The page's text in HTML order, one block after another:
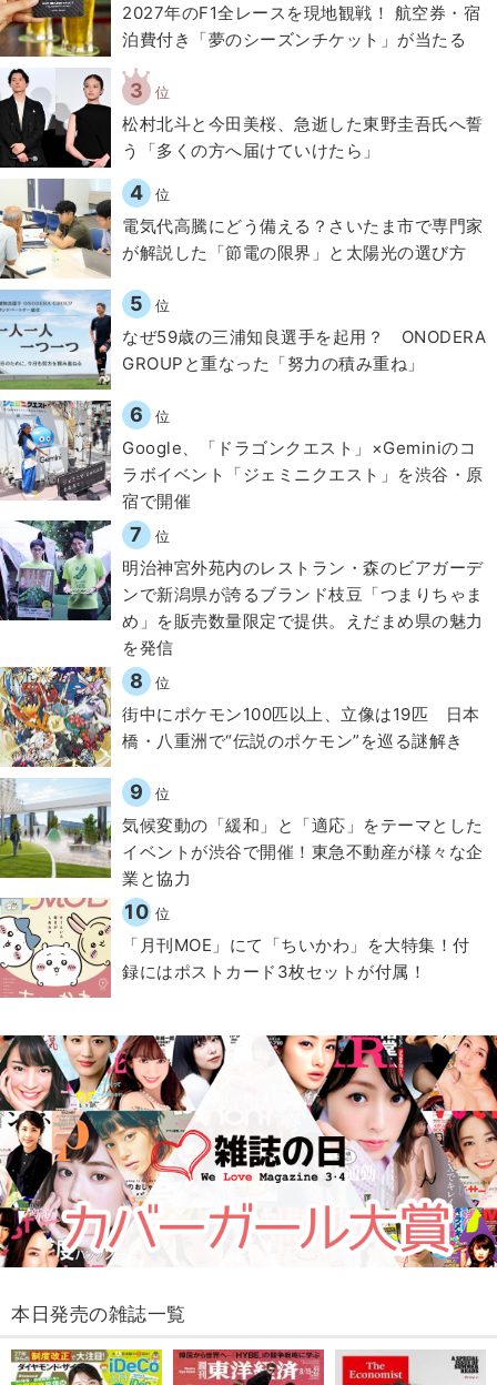
2027年のF1全レースを現地観戦！ 航空券・宿
泊費付き「夢のシーズンチケット」が当たる
3 位
松村北斗と今田美桜、急逝した東野圭吾氏へ誓
う「多くの方へ届けていけたら」
4 位
電気代高騰にどう備える？さいたま市で専門家
が解説した「節電の限界」と太陽光の選び方
5 位
なぜ59歳の三浦知良選手を起用？ ONODERA
GROUPと重なった「努力の積み重ね」
6 位
Google、「ドラゴンクエスト」×Geminiのコ
ラボイベント「ジェミニクエスト」を渋谷・原
宿で開催
7 位
明治神宮外苑内のレストラン・森のビアガーデ
ンで新潟県が誇るブランド枝豆「つまりちゃま
め」を販売数量限定で提供。えだまめ県の魅力
を発信
8 位
街中にポケモン100匹以上、立像は19匹 日本
橋・八重洲で“伝説のポケモン”を巡る謎解き
9 位
気候変動の「緩和」と「適応」をテーマとした
イベントが渋谷で開催！東急不動産が様々な企
業と協力
10 位
「月刊MOE」にて「ちいかわ」を大特集！付
録にはポストカード3枚セットが付属！
本日発売の雑誌一覧